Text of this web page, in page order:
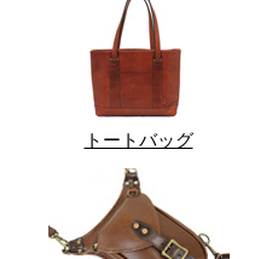
トートバッグ